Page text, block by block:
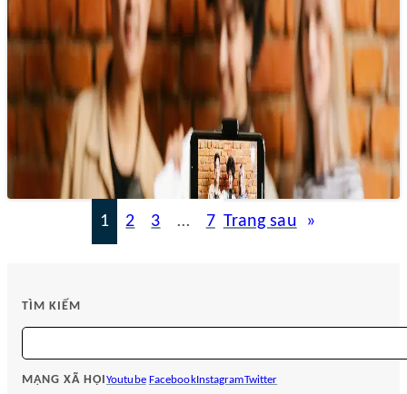
Sinh viên làm cộng tác viên báo chí: Cơ
hội và thách thức
20/02/2025 09:48
Việc sử dụng sinh viên làm cộng tác viên không chỉ giúp tòa
soạn có thêm nguồn lực để khai thác thông tin…
1 2 3 … 7 Trang sau »
TÌM KIẾM
S
e
a
MẠNG XÃ HỘIYoutube FacebookInstagramTwitter